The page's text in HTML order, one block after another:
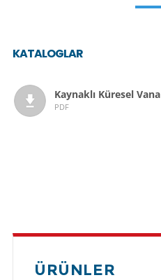
KATALOGLAR
Kaynaklı Küresel Vana
PDF
ÜRÜNLER